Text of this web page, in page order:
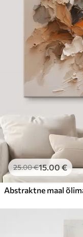
25.00€15.00€
Abstraktne maal